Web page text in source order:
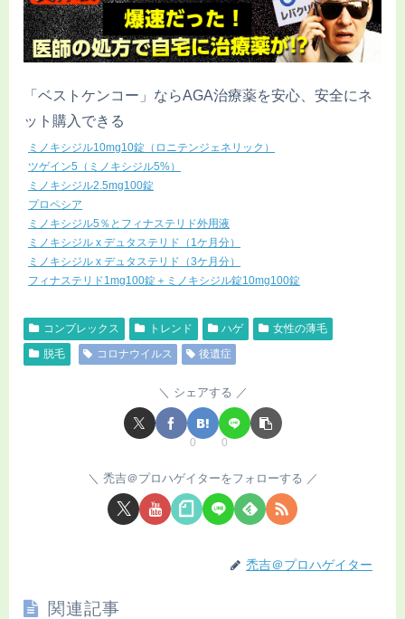
「ベストケンコー」ならAGA治療薬を安心、安全にネ
ット購入できる
ミノキシジル10mg10錠（ロニテンジェネリック）
ツゲイン5（ミノキシジル5%）
ミノキシジル2.5mg100錠
プロペシア
ミノキシジル5％とフィナステリド外用液
ミノキシジル x デュタステリド（1ケ月分）
ミノキシジル x デュタステリド（3ケ月分）
フィナステリド1mg100錠＋ミノキシジル錠10mg100錠
コンプレックス トレンド ハゲ
女性の薄毛
脱毛
コロナウイルス 後遺症
シェアする
0 0
禿吉＠プロハゲイターをフォローする
禿吉＠プロハゲイター
関連記事